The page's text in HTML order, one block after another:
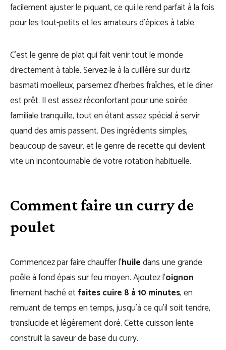
facilement ajuster le piquant, ce qui le rend parfait à la fois
pour les tout-petits et les amateurs d’épices à table.
C’est le genre de plat qui fait venir tout le monde
directement à table. Servez-le à la cuillère sur du riz
basmati moelleux, parsemez d’herbes fraîches, et le dîner
est prêt. Il est assez réconfortant pour une soirée
familiale tranquille, tout en étant assez spécial à servir
quand des amis passent. Des ingrédients simples,
beaucoup de saveur, et le genre de recette qui devient
vite un incontournable de votre rotation habituelle.
Comment faire un curry de
poulet
Commencez par faire chauffer l’huiledans une grande
poêle à fond épais sur feu moyen. Ajoutez l’oignon
finement haché etfaites cuire 8 à 10 minutes, en
remuant de temps en temps, jusqu’à ce qu’il soit tendre,
translucide et légèrement doré. Cette cuisson lente
construit la saveur de base du curry.